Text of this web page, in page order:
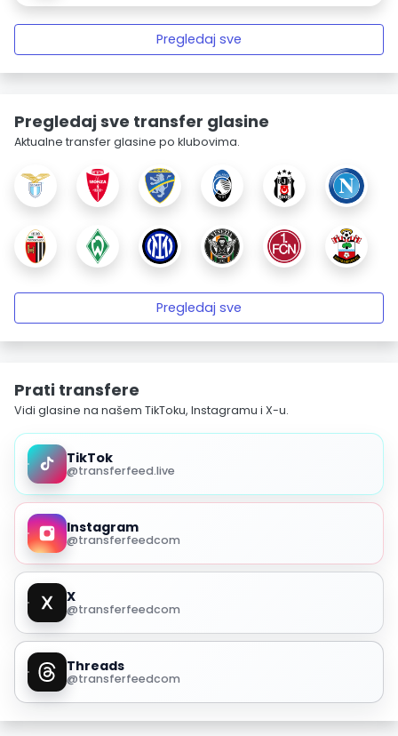
Pregledaj sve
Pregledaj sve transfer glasine
Aktualne transfer glasine po klubovima.
Pregledaj sve
Prati transfere
Vidi glasine na našem TikToku, Instagramu i X-u.
TikTok
@transferfeed.live
Instagram
@transferfeedcom
X
@transferfeedcom
Threads
@transferfeedcom